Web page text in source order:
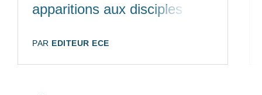
apparitions aux disciples
AUTEUR:
PAR EDITEUR ECE